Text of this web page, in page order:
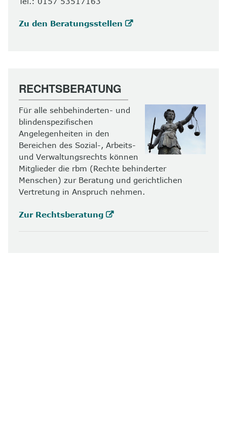
Zu den Beratungsstellen
RECHTSBERATUNG
Für alle sehbehinderten- und
blindenspezifischen
Angelegenheiten in den
Bereichen des Sozial-, Arbeits-
und Verwaltungsrechts können
Mitglieder die rbm (Rechte behinderter
Menschen) zur Beratung und gerichtlichen
Vertretung in Anspruch nehmen.
Zur Rechtsberatung